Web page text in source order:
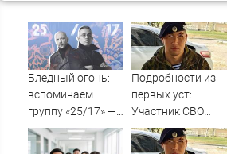
Бледный огонь:
вспоминаем
группу «25/17» —
великую и (часто)
ужасную
Подробности из
первых уст:
Участник СВО
рассказал, что
спасло его в